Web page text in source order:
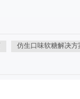
仿生口味软糖解决方